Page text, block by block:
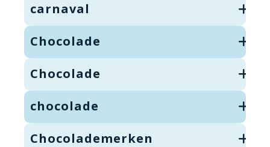
carnaval
Chocolade
Chocolade
chocolade
Chocolademerken